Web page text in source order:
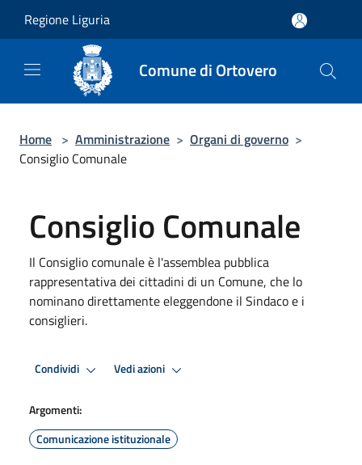
Regione Liguria
Comune di Ortovero
Home > Amministrazione > Organi di governo >
Consiglio Comunale
Consiglio Comunale
Il Consiglio comunale è l'assemblea pubblica
rappresentativa dei cittadini di un Comune, che lo
nominano direttamente eleggendone il Sindaco e i
consiglieri.
Condividi Vedi azioni
Argomenti:
Comunicazione istituzionale